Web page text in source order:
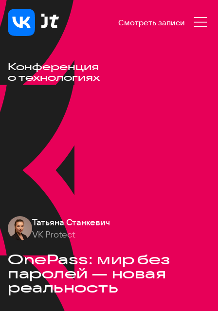
Смотреть записи
Конференция
о технологиях
Татьяна Станкевич
VK Protect
OnePass: мир без
паролей — новая
реальность